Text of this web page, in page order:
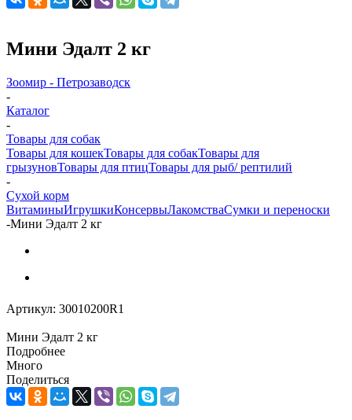
Мини Эдалт 2 кг
Зоомир - Петрозаводск
-
Каталог
-
Товары для собак
Товары для кошекТовары для собакТовары для
грызуновТовары для птицТовары для рыб/ рептилий
-
Cухой корм
ВитаминыИгрушкиКонсервыЛакомстваСумки и переноски
-Мини Эдалт 2 кг
Артикул: 30010200R1
Мини Эдалт 2 кг
Подробнее
Много
Поделиться